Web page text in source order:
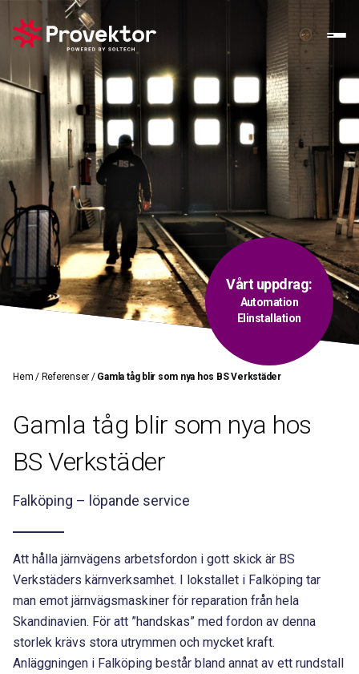
Vårt uppdrag:
Automation
Elinstallation
Hem / Referenser / Gamla tåg blir som nya hos BS Verkstäder
Gamla tåg blir som nya hos
BS Verkstäder
Falköping – löpande service
Att hålla järnvägens arbetsfordon i gott skick är BS
Verkstäders kärnverksamhet. I lokstallet i Falköping tar
man emot järnvägsmaskiner för reparation från hela
Skandinavien. För att ”handskas” med fordon av denna
storlek krävs stora utrymmen och mycket kraft.
Anläggningen i Falköping består bland annat av ett rundstall